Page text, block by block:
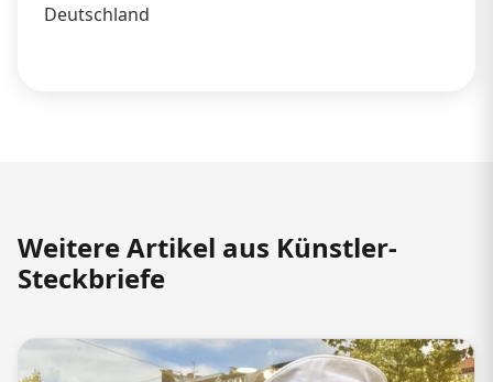
Deutschland
Weitere Artikel aus Künstler-
Steckbriefe